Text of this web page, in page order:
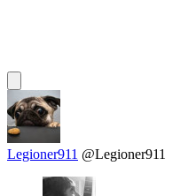
Legioner911 @Legioner911